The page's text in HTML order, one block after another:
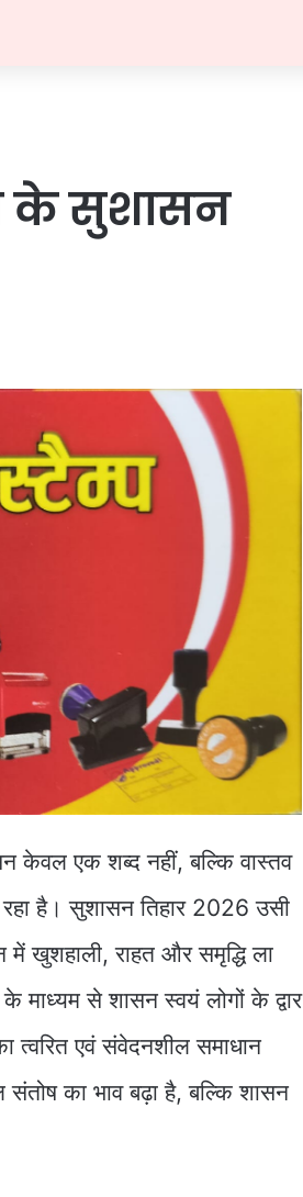
के सुशासन
केवल एक शब्द नहीं, बल्कि वास्तव
है। सुशासन तिहार 2026 उसी
राहत और समृद्धि ला
माध्यम से शासन स्वयं लोगों के द्वार
एवं संवेदनशील समाधान
का भाव बढ़ा है, बल्कि शासन